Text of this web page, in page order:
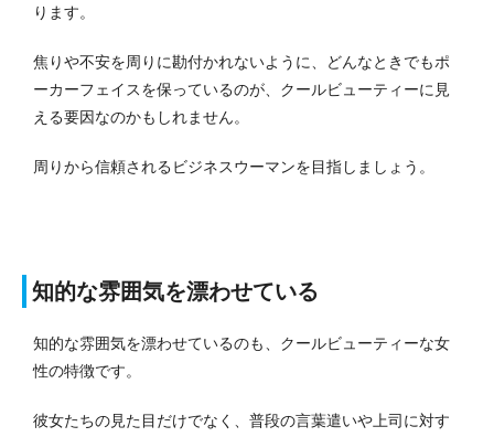
ります。
焦りや不安を周りに勘付かれないように、どんなときでもポ
ーカーフェイスを保っているのが、クールビューティーに見
える要因なのかもしれません。
周りから信頼されるビジネスウーマンを目指しましょう。
知的な雰囲気を漂わせている
知的な雰囲気を漂わせているのも、クールビューティーな女
性の特徴です。
彼女たちの見た目だけでなく、普段の言葉遣いや上司に対す